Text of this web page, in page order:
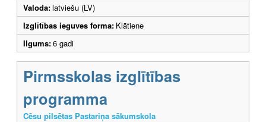
Valoda:latviešu (LV)
Izglītības ieguves forma: Klātiene
Ilgums:6 gadi
Pirmsskolas izglītības
programma
Cēsu pilsētas Pastariņa sākumskola